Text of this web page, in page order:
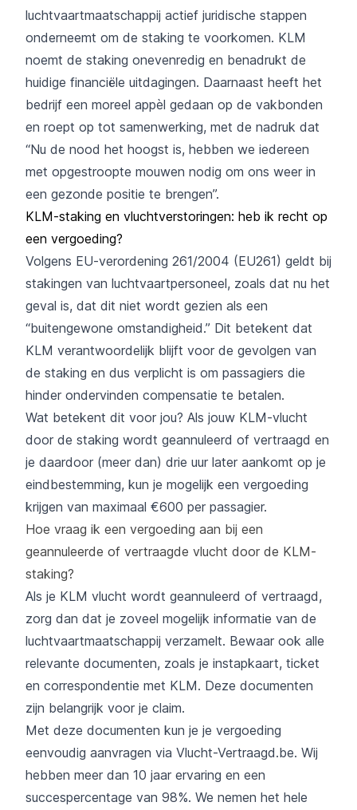
luchtvaartmaatschappij actief juridische stappen
onderneemt om de staking te voorkomen. KLM
noemt de staking onevenredig en benadrukt de
huidige financiële uitdagingen. Daarnaast heeft het
bedrijf een moreel appèl gedaan op de vakbonden
en roept op tot samenwerking, met de nadruk dat
“Nu de nood het hoogst is, hebben we iedereen
met opgestroopte mouwen nodig om ons weer in
een gezonde positie te brengen”.
KLM-staking en vluchtverstoringen: heb ik recht op
een vergoeding?
Volgens EU-verordening 261/2004 (EU261) geldt bij
stakingen van luchtvaartpersoneel, zoals dat nu het
geval is, dat dit niet wordt gezien als een
“buitengewone omstandigheid.” Dit betekent dat
KLM verantwoordelijk blijft voor de gevolgen van
de staking en dus verplicht is om passagiers die
hinder ondervinden compensatie te betalen.
Wat betekent dit voor jou? Als jouw KLM-vlucht
door de staking wordt geannuleerd of vertraagd en
je daardoor (meer dan) drie uur later aankomt op je
eindbestemming, kun je mogelijk een vergoeding
krijgen van maximaal €600 per passagier.
Hoe vraag ik een vergoeding aan bij een
geannuleerde of vertraagde vlucht door de KLM-
staking?
Als je KLM vlucht wordt geannuleerd of vertraagd,
zorg dan dat je zoveel mogelijk informatie van de
luchtvaartmaatschappij verzamelt. Bewaar ook alle
relevante documenten, zoals je instapkaart, ticket
en correspondentie met KLM. Deze documenten
zijn belangrijk voor je claim.
Met deze documenten kun je je vergoeding
eenvoudig aanvragen via Vlucht-Vertraagd.be. Wij
hebben meer dan 10 jaar ervaring en een
succespercentage van 98%. We nemen het hele